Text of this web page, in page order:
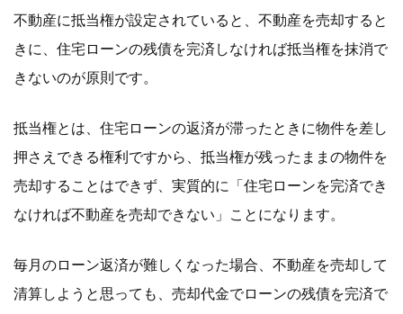
不動産に抵当権が設定されていると、不動産を売却すると
きに、住宅ローンの残債を完済しなければ抵当権を抹消で
きないのが原則です。
抵当権とは、住宅ローンの返済が滞ったときに物件を差し
押さえできる権利ですから、抵当権が残ったままの物件を
売却することはできず、実質的に「住宅ローンを完済でき
なければ不動産を売却できない」ことになります。
毎月のローン返済が難しくなった場合、不動産を売却して
清算しようと思っても、売却代金でローンの残債を完済で